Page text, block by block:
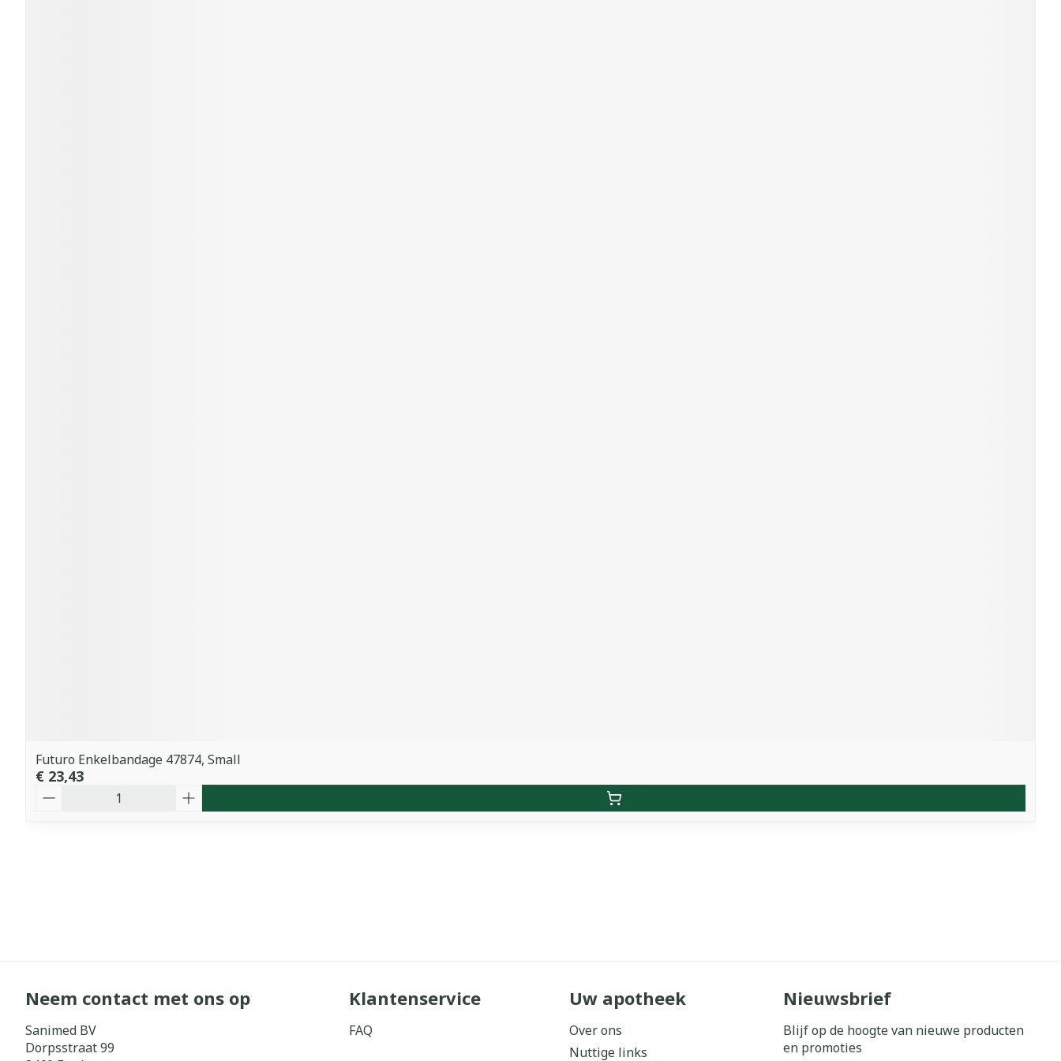
Futuro Enkelbandage 47874, Small
€ 23,43
Neem contact met ons op
Sanimed BV
Dorpsstraat 99
Klantenservice
FAQ
Uw apotheek
Over ons
Nuttige links
Nieuwsbrief
Blijf op de hoogte van nieuwe producten
en promoties